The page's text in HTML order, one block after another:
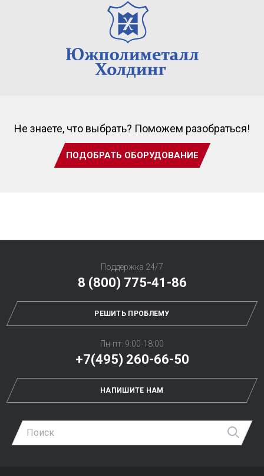
Не знаете, что выбрать? Поможем разобраться!
ПОДОБРАТЬ ОБОРУДОВАНИЕ
Поддержка 24/7
8 (800) 775-41-86
РЕШИТЬ ПРОБЛЕМУ
Пн-пт: 9:00-18:00
+7(495) 260-66-50
НАПИШИТЕ НАМ